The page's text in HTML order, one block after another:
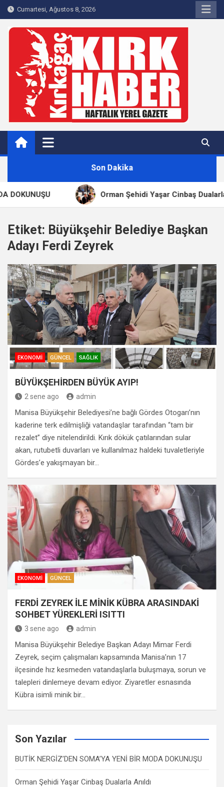
Skip
to
content
Cumartesi, Ağustos 8, 2026
Kırkağaç 40Haber
Kırkağaç'ın Yerel Haber Sitesi
Son Dakika
Orman Şehidi Yaşar Cinbaş Dualarla
Etiket: Büyükşehir Belediye Başkan
Adayı Ferdi Zeyrek
EKONOMI GÜNCEL SAĞLIK
BÜYÜKŞEHİRDEN BÜYÜK AYIP!
2 sene ago admin
Manisa Büyükşehir Belediyesi’ne bağlı Gördes Otogarı’nın
kaderine terk edilmişliği vatandaşlar tarafından “tam bir
rezalet” diye nitelendirildi. Kırık dökük çatılarından sular
akan, rutubetli duvarları ve kullanılmaz haldeki tuvaletleriyle
Gördes’e yakışmayan bir…
EKONOMI GÜNCEL
FERDİ ZEYREK İLE MİNİK KÜBRA ARASINDAKİ
SOHBET YÜREKLERİ ISITTI
3 sene ago admin
Manisa Büyükşehir Belediye Başkan Adayı Mimar Ferdi
Zeyrek, seçim çalışmaları kapsamında Manisa’nın 17
ilçesinde hız kesmeden vatandaşlarla buluşmaya, sorun ve
talepleri dinlemeye devam ediyor. Ziyaretler esnasında
Kübra isimli minik bir…
Son Yazılar
BUTİK NERGİZ’DEN SOMA’YA YENİ BİR MODA DOKUNUŞU
Orman Şehidi Yaşar Cinbaş Dualarla Anıldı